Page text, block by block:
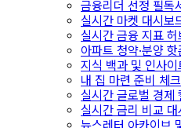
금융리더 선정 필독
실시간 마켓 대시보
실시간 금융 지표 허
아파트 청약·분양 핫
지식 백과 및 인사이
내 집 마련 준비 체
실시간 글로벌 경제
실시간 금리 비교 대